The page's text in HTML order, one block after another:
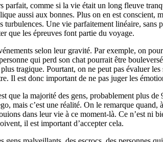
comme si la vie était un long fleuve
aussi aux bonnes. Plus on en est conscient,
Une vie parfaitement linéaire,
que les épreuves font partie du voyage.
selon leur gravité. Par exemple, on
qui perd son chat pourrait être
tragique. Pourtant, on ne peut pas évaluer
Il est donc important de ne pas juger les
que la majorité des gens, probablement plus
mais c’est une réalité. On le remarque
dans leur vie à ce moment-là. Ce n’est ni
il est important d’accepter cela.